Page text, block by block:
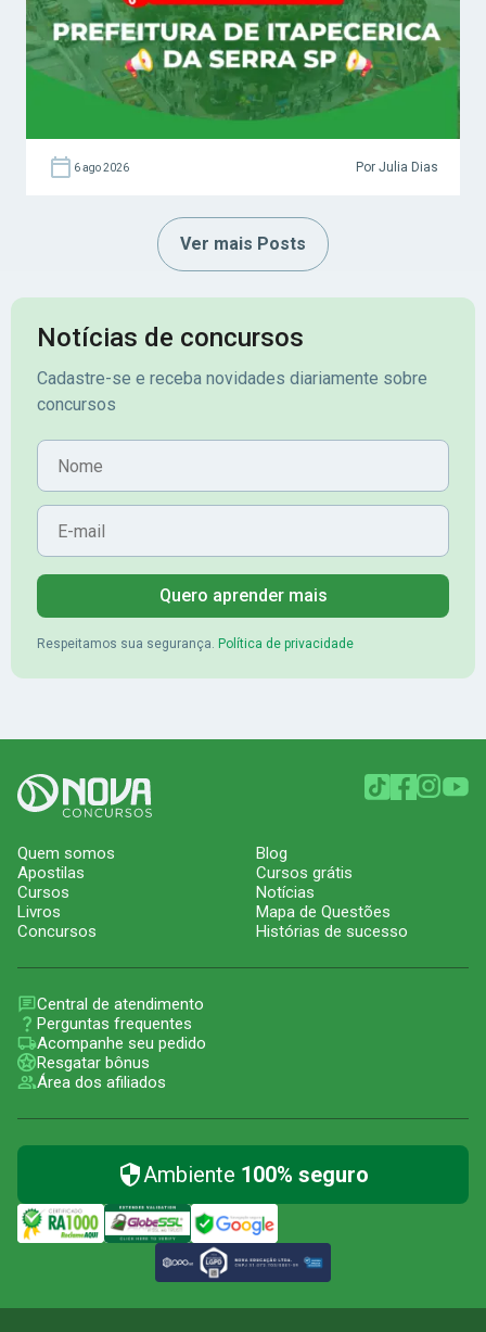
6 ago 2026 Por Julia Dias
Ver mais Posts
Notícias de concursos
Cadastre-se e receba novidades diariamente sobre
concursos
Nome
E-mail
Quero aprender mais
Respeitamos sua segurança. Política de privacidade
Quem somos
Apostilas
Cursos
Livros
Concursos
Blog
Cursos grátis
Notícias
Mapa de Questões
Histórias de sucesso
Central de atendimento
Perguntas frequentes
Acompanhe seu pedido
Resgatar bônus
Área dos afiliados
Ambiente 100% seguro